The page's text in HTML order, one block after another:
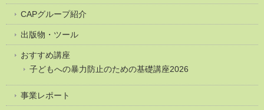
CAPグループ紹介
出版物・ツール
おすすめ講座
子どもへの暴力防止のための基礎講座2026
事業レポート